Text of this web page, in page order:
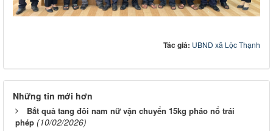
Tác giả: UBND xã Lộc Thạnh
Những tin mới hơn
Bắt quả tang đôi nam nữ vận chuyển 15kg pháo nổ trái
phép (10/02/2026)